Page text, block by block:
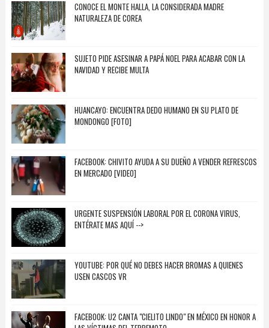
CONOCE EL MONTE HALLA, LA CONSIDERADA MADRE
NATURALEZA DE COREA
SUJETO PIDE ASESINAR A PAPÁ NOEL PARA ACABAR CON LA
NAVIDAD Y RECIBE MULTA
HUANCAYO: ENCUENTRA DEDO HUMANO EN SU PLATO DE
MONDONGO [FOTO]
FACEBOOK: CHIVITO AYUDA A SU DUEÑO A VENDER REFRESCOS
EN MERCADO [VIDEO]
URGENTE SUSPENSIÓN LABORAL POR EL CORONA VIRUS,
ENTÉRATE MAS AQUÍ -->
YOUTUBE: POR QUÉ NO DEBES HACER BROMAS A QUIENES
USEN CASCOS VR
FACEBOOK: U2 CANTA "CIELITO LINDO" EN MÉXICO EN HONOR A